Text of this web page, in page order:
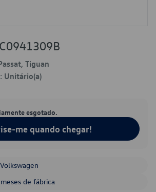
Tiguan
Unitário(a)
esgotado.
me quando chegar!
de fábrica